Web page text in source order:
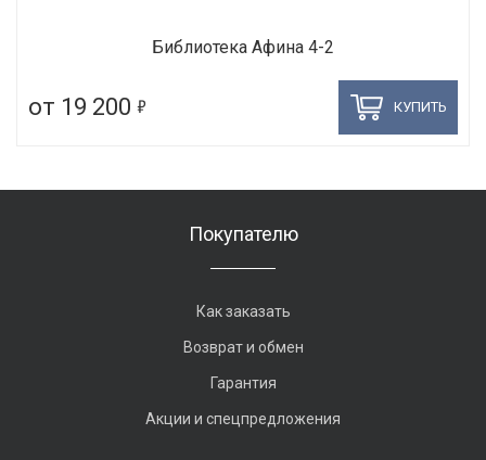
Библиотека Афина 4-2
от 19 200 5 КУПИТЬ
Покупателю
Как заказать
Возврат и обмен
Гарантия
Акции и спецпредложения